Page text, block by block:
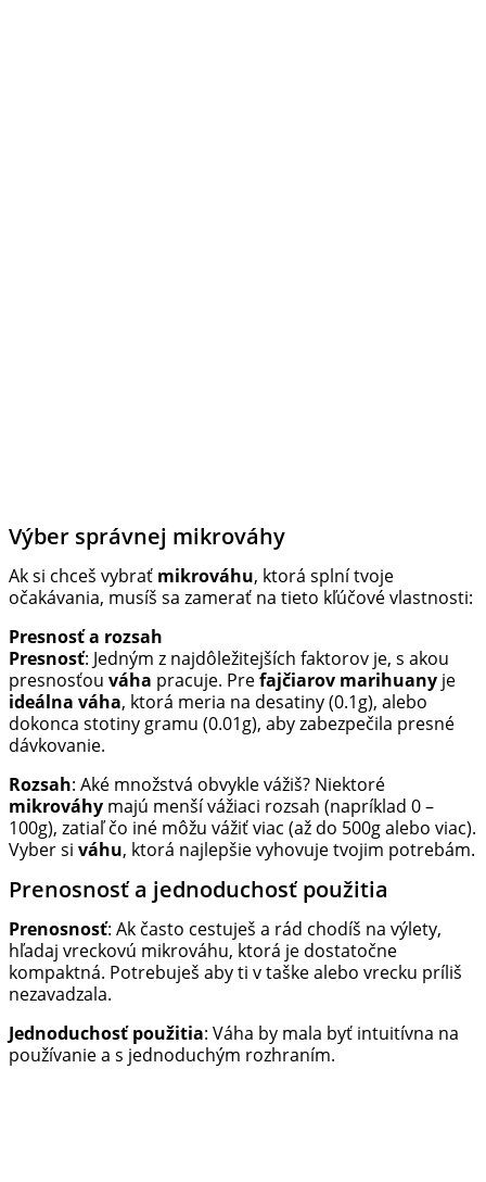
Výber správnej mikrováhy
Ak si chceš vybrať mikrováhu, ktorá splní tvoje
očakávania, musíš sa zamerať na tieto kľúčové vlastnosti:
Presnosť a rozsah
Presnosť: Jedným z najdôležitejších faktorov je, s akou
presnosťou váha pracuje. Prefajčiarov marihuany je
ideálna váha, ktorá meria na desatiny (0.1g), alebo
dokonca stotiny gramu (0.01g), aby zabezpečila presné
dávkovanie.
Rozsah: Aké množstvá obvykle vážiš? Niektoré
mikrováhy majú menší vážiaci rozsah (napríklad 0 –
100g), zatiaľ čo iné môžu vážiť viac (až do 500g alebo viac).
Vyber si váhu, ktorá najlepšie vyhovuje tvojim potrebám.
Prenosnosť a jednoduchosť použitia
Prenosnosť: Ak často cestuješ a rád chodíš na výlety,
hľadaj vreckovú mikrováhu, ktorá je dostatočne
kompaktná. Potrebuješ aby ti v taške alebo vrecku príliš
nezavadzala.
Jednoduchosť použitia: Váha by mala byť intuitívna na
používanie a s jednoduchým rozhraním.